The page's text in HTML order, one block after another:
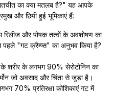
का क्या मतलब है?" यह आपके
और छिपी हुई भूमिकाएं हैं:
रिलीज और पोषक तत्वों के अवशोषण का
"गट क्रैम्प्स" का अनुभव किया है?
शरीर के लगभग 90% सेरोटोनिन का
जो अवसाद और चिंता से जुड़ा है।
70% प्रतिरक्षा कोशिकाएं गट में